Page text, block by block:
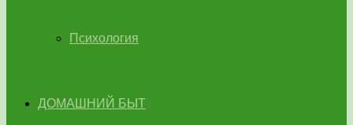
Психология
ДОМАШНИЙ БЫТ